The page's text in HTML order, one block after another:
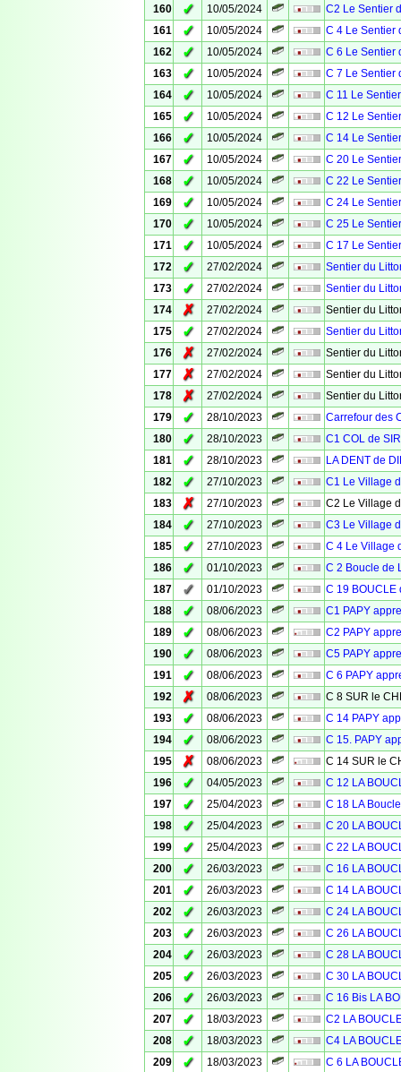
160
✓ 10/05/2024
C2 Le Sentier
161
✓ 10/05/2024
C 4 Le Sentier
162
✓ 10/05/2024
C 6 Le Sentier
163
✓ 10/05/2024
C 7 Le Sentier
164
✓ 10/05/2024
C 11 Le
165
✓ 10/05/2024
C 12 Le
166
✓ 10/05/2024
C 14 Le
167
✓ 10/05/2024
C 20 Le
168
✓ 10/05/2024
C 22 Le
169
✓ 10/05/2024
C 24 Le
170
✓ 10/05/2024
C 25 Le
171
✓ 10/05/2024
C 17 Le
172
✓ 27/02/2024
Sentier du
173
✓ 27/02/2024
Sentier du
174
✗ 27/02/2024
Sentier du
175
✓ 27/02/2024
Sentier du
176
✗ 27/02/2024
Sentier du
177
✗ 27/02/2024
Sentier du
178
✗ 27/02/2024
Sentier du
179
✓ 28/10/2023
Carrefour des
180
✓ 28/10/2023
C1 COL de
181
✓ 28/10/2023
LA DENT de
182
✓ 27/10/2023
C1 Le Village
183
✗ 27/10/2023
C2 Le Village
184
✓ 27/10/2023
C3 Le Village
185
✓ 27/10/2023
C 4 Le Village
186
✓ 01/10/2023
C 2 Boucle de
187
✓ 01/10/2023
C 19 BOUCLE
188
✓ 08/06/2023
C1 PAPY
189
✓ 08/06/2023
C2 PAPY
190
✓ 08/06/2023
C5 PAPY
191
✓ 08/06/2023
C 6 PAPY
192
✗ 08/06/2023
C 8 SUR le
193
✓ 08/06/2023
C 14 PAPY
194
✓ 08/06/2023
C 15. PAPY
195
✗ 08/06/2023
C 14 SUR le
196
✓ 04/05/2023
C 12 LA
197
✓ 25/04/2023
C 18 LA
198
✓ 25/04/2023
C 20 LA
199
✓ 25/04/2023
C 22 LA
200
✓ 26/03/2023
C 16 LA
201
✓ 26/03/2023
C 14 LA
202
✓ 26/03/2023
C 24 LA
203
✓ 26/03/2023
C 26 LA
204
✓ 26/03/2023
C 28 LA
205
✓ 26/03/2023
C 30 LA
206
✓ 26/03/2023
C 16 Bis LA
207
✓ 18/03/2023
C2 LA
208
✓ 18/03/2023
C4 LA
209
✓ 18/03/2023
C 6 LA